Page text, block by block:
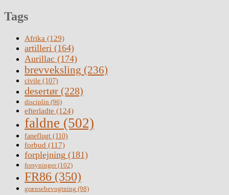
Tags
Afrika (129)
artilleri (164)
Aurillac (174)
brevveksling (236)
civile (107)
desertør (228)
disciplin (96)
efterladte (124)
faldne (502)
faneflugt (110)
forbud (117)
forplejning (181)
forsyninger(102)
FR86 (350)
grænsebevogtning (98)